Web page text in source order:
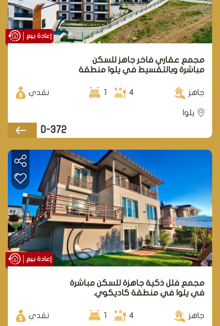
مجمع عقاري فاخر جاهز للسكن
مباشرة وبالتقسيط في يلوا منطقة
جاهز 4
1 نقدي
يلوا
D-372
مجمع فلل ذكية جاهزة للسكن مباشرة
في يلوا في منطقة كاديكوي.
جاهز 4
1 نقدي